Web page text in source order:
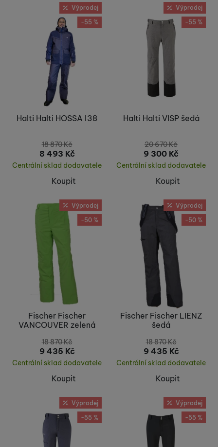
Výprodej
-55 %
Halti Halti HOSSA l38
18 870Kč
8 493 Kč
Centrální sklad dodavatele
Koupit
Výprodej
-55 %
Halti Halti VISP šedá
20 670Kč
9 300 Kč
Centrální sklad dodavatele
Koupit
Výprodej
-50 %
Fischer Fischer
VANCOUVER zelená
18 870Kč
9 435 Kč
Centrální sklad dodavatele
Koupit
Výprodej
-50 %
Fischer Fischer LIENZ
šedá
18 870Kč
9 435 Kč
Centrální sklad dodavatele
Koupit
Výprodej
-55 %
Výprodej
-55 %